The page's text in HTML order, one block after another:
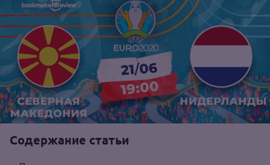
Содержание статьи